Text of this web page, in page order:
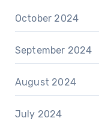
October 2024
September 2024
August 2024
July 2024